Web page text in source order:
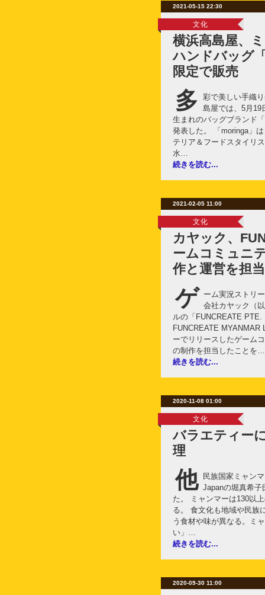
2021-05-15 22:30
文化
横浜高島屋、
ハンドバッグ
限定で販売
多 彩で美しい手織
島屋では、5月19
生まれのバッグブランド
発表した。 「moringa」
テリア＆フードスタイリ
水…
続きを読む...
2021-02-05 11:00
文化
カヤック、
ームコミュニ
作と運営を担当
ゲ
ーム実況ストリ
会社カヤック（
ルの「FUNCREATE
FUNCREATE MYANMAR
ーでリリースしたゲーム
の制作を担当したことを…
続きを読む...
2020-11-08 01:00
文化
バラエティー
理
他
民族国家ミャン
Japanの堀真希子
た。 ミャンマーは130以
る。 食文化も地域や民族
う食材や味が異なる。ミ
い」…
続きを読む...
2020-09-30 11:00